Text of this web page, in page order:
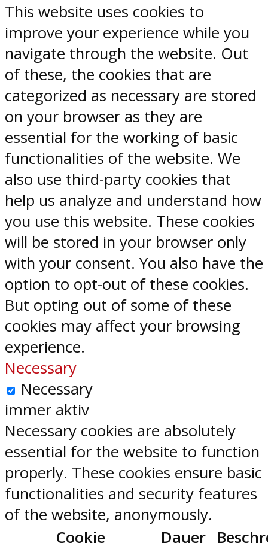
This website uses cookies to
improve your experience while you
navigate through the website. Out
of these, the cookies that are
categorized as necessary are stored
on your browser as they are
essential for the working of basic
functionalities of the website. We
also use third-party cookies that
help us analyze and understand how
you use this website. These cookies
will be stored in your browser only
with your consent. You also have the
option to opt-out of these cookies.
But opting out of some of these
cookies may affect your browsing
experience.
Necessary
Necessary
immer aktiv
Necessary cookies are absolutely
essential for the website to function
properly. These cookies ensure basic
functionalities and security features
of the website, anonymously.
Cookie
Dauer